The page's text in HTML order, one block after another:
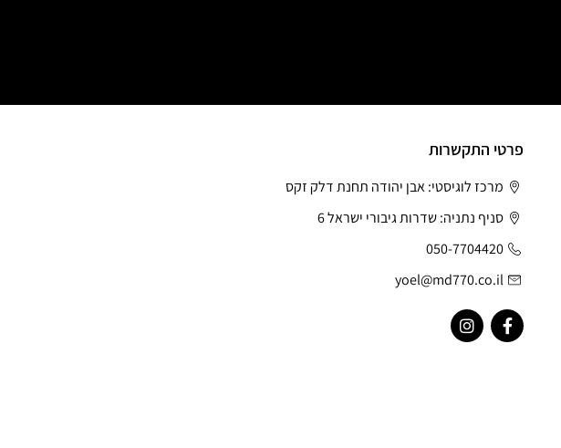
פרטי התקשרות
מרכז לוגיסטי: אבן יהודה תחנת דלק זקס
סניף נתניה: שדרות גיבורי ישראל 6
050-7704420
yoel@md770.co.il